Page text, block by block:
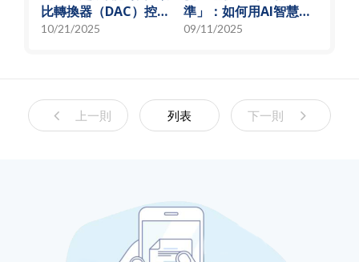
比轉換器（DAC）控制
偏壓電流創新解決方
10/21/2025
準」：如何用AI智慧演
算法，實現高效射頻預
09/11/2025
上一則 列表 下一則